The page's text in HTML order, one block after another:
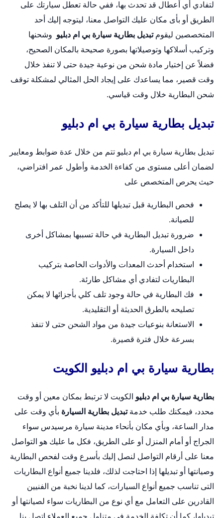
لتفادي أي أعطال قد تحدث بها، ففي حالة تعطل سيارتك على
الطريق أو بأى مكان عليك التواصل معنا، ليتوجه إليك أحد
المتخصصين ليقومتبديل بطارية سيارة بي ام دبليو وشحنها
وتركيب أسلاكها وتوصيلاتها بصورة صحيحة بالمكان الصحيح،
فضلاً عن إختيار مادة شحن من نوعية جيدة حتى لا تنفذ خلال
وقت قصير، مما يساعدك على إيجاد الحل المثالي لمشكلة توقف
شحن البطارية خلال وقت قياسي.
تبديل بطارية سيارة بي ام دبليو
تبديل بطارية سيارة بي ام دبليو تتم من خلال عدة ضوابط ومعايير
لضمان أعلى مستوى من كفاءة الخدمة وأطول عمر افتراضي،
حيث يحرص المتخصص على
فحص البطارية قبل تبديلها للتأكد من أن التلف بها لا يصلح
للصيانة.
ضرورة تبديل البطارية في حالة تسببها بمشاكل أخرى
داخل السيارة.
استخدام أحدث المعدات والأدوات الخاصة بتركيب
البطاريات لتفادي أي مشاكل طارئة.
فك البطارية في حالة وجود تلف كلي بأجزائها لا يمكن
تصليحه بالطرق الحديثة أو التقليدية.
الاستعانة بنوعيات جيدة من مواد الشحن حتى لا تنفذ
بسرعة خلال فترة قصيرة.
بطارية سيارة بي ام دبليو الكويت
بطارية سيارة بي ام دبليو الكويت لا ترتبط بمكان معين أو وقت
محدد، فيمكنك طلب خدمةتبديل بطارية السيارة بأي وقت على
مدار الساعة، وبأي مكان بأنحاء مدينة سيارة مرسيدس سواء
الجراج أو أمام المنزل أو على الطريق، فكل ما عليك هو التواصل
معنا على أرقام التواصل لنصل إليك بأسرع وقت لفحص البطارية
وصيانتها أو تبديلها إذا احتاجت لذلك، فلدينا جميع أنواع البطاريات
التى تناسب جميع أنواع السيارات، كما لدينا نخبة من الفنيين
القادرين على التعامل مع أي نوع من البطاريات سواء لصيانتها أو
تبديلها، كما أن تكلفة الخدمة في متناول جميع العملاء اتصل بنا